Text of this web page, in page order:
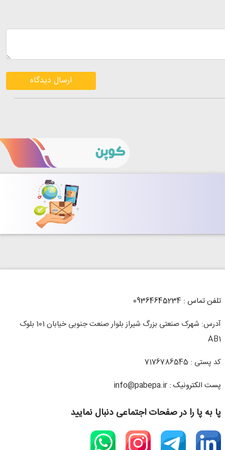
ارسال دیدگاه
تلفن تماس : 09364645234
آدرس: شهرک صنعتی بزرگ شیراز بلوار صنعت جنوبی خیابان 101 بلوک
AB1
کد پستی : 7176786545
پست الکترونیک : info@pabepa.ir
پا به پا را در صفحات اجتماعی دنبال نمایید